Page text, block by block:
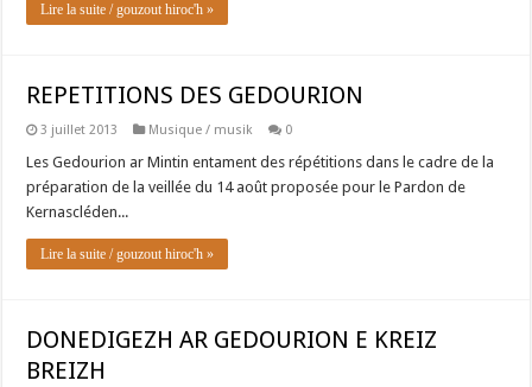
Lire la suite / gouzout hiroc'h »
REPETITIONS DES GEDOURION
3 juillet 2013 Musique / musik 0
Les Gedourion ar Mintin entament des répétitions dans le cadre de la
préparation de la veillée du 14 août proposée pour le Pardon de
Kernascléden...
Lire la suite / gouzout hiroc'h »
DONEDIGEZH AR GEDOURION E KREIZ
BREIZH